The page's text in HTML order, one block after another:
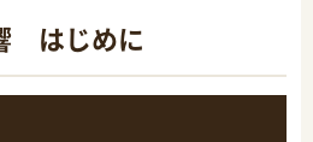
はじめに